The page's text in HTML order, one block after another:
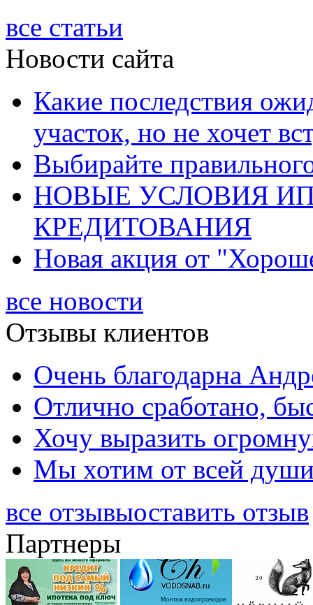
все статьи
Новости сайта
Какие последствия
участок, но не хочет
Выбирайте
НОВЫЕ УСЛОВИЯ
КРЕДИТОВАНИЯ
Новая акция от
все новости
Отзывы клиентов
Очень благодарна
Отлично сработано,
Хочу выразить
Мы хотим от всей души
все отзывыоставить отзыв
Партнеры